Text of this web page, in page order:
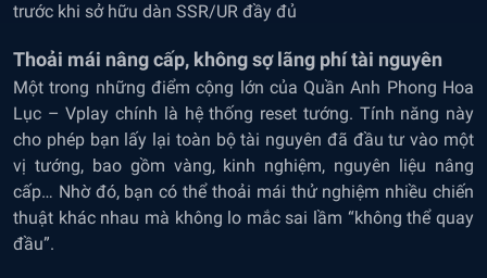
trước khi sở hữu dàn SSR/UR đầy đủ
Thoải mái nâng cấp, không sợ lãng phí tài nguyên
Một trong những điểm cộng lớn của Quần Anh Phong Hoa
Lục – Vplay chính là hệ thống reset tướng. Tính năng này
cho phép bạn lấy lại toàn bộ tài nguyên đã đầu tư vào một
vị tướng, bao gồm vàng, kinh nghiệm, nguyên liệu nâng
cấp… Nhờ đó, bạn có thể thoải mái thử nghiệm nhiều chiến
thuật khác nhau mà không lo mắc sai lầm “không thể quay
đầu”.